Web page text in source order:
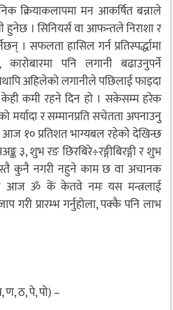
क्रियाकलापमा मन आकर्षित बन्नाले
हुनेछ । सिनियर्स वा आफन्तले निराशा र
। सफलता हासिल गर्न प्रतिस्पर्द्धामा
पनि लगानी बढाउनुपर्ने
अहिलेको लगानीले पछिलाई फाइदा
कमी रहने दिन हो । सकेसम्म हरेक
मर्यादा र सम्मानप्रति सचेतता अपनाउनु
१० प्रतिशत भाग्यबल रहेको देखिन्छ
३, शुभ रङ छिरबिरे÷रङ्गीबिरङ्गी र शुभ
कुनै नगरी नहुने काम छ वा अचानक
आज ॐ कें केतवे नमः यस मन्त्रलाई
गरी प्रारम्भ गर्नुहोला, पक्कै पनि लाभ
ण, ठ, पे, पो) –